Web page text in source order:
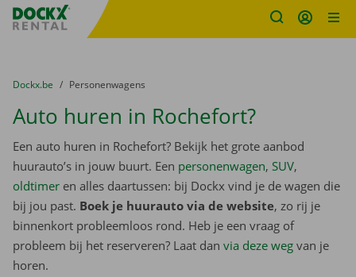
Fratello DEMO
U bevindt zich hier:
van
Dockx.be naar
Personenwagens
Auto huren in Rochefort?
Een auto huren in Rochefort? Bekijk het grote aanbod
huurauto’s in jouw buurt. Een personenwagen, SUV,
oldtimer en alles daartussen: bij Dockx vind je de wagen die
bij jou past. Boek je huurauto via de website, zo rij je
binnenkort probleemloos rond. Heb je een vraag of
probleem bij het reserveren? Laat dan via deze weg van je
horen.